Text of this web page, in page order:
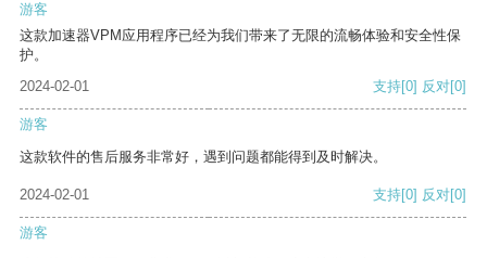
游客
这款加速器VPM应用程序已经为我们带来了无限的流畅体验和安全性保
护。
2024-02-01
支持[0] 反对[0]
游客
这款软件的售后服务非常好，遇到问题都能得到及时解决。
2024-02-01 支持[0] 反对[0]
游客